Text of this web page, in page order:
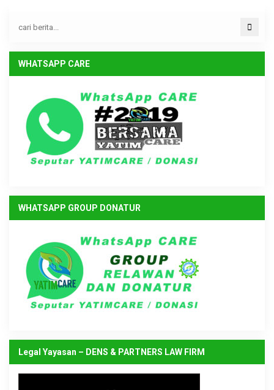
WHATSAPP CARE
WHATSAPP GROUP DONATUR
Legal Yayasan – DENS & PARTNERS LAW FIRM